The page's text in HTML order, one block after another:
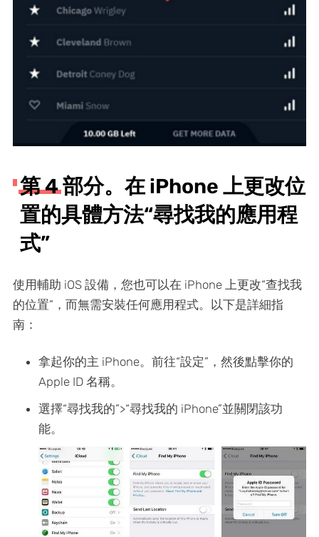
第 4 部分。在 iPhone 上更改位
置的具體方法“尋找我的應用程
式”
使用輔助 iOS 設備，您也可以在 iPhone 上更改“查找我
的位置”，而無需安裝任何應用程式。以下是詳細指
南：
拿起你的主 iPhone。前往“設定”，然後點擊你的
Apple ID 名稱。
選擇“尋找我的”>“尋找我的 iPhone”並關閉該功
能。